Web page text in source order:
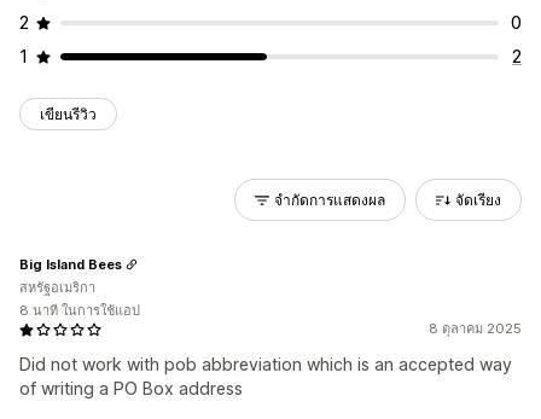
2
0
1
2
เขียนรีวิว
จำกัดการแสดงผล จัดเรียง
8 ตุลาคม 2025
Did not work with pob abbreviation which is an accepted way
of writing a PO Box address
Big Island Bees
สหรัฐอเมริกา
8 นาที ในการใช้แอป